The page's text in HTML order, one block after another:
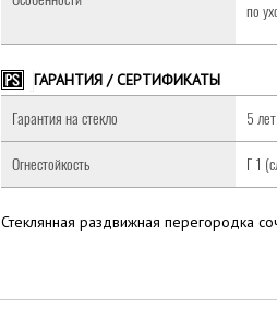
по
ГАРАНТИЯ / СЕРТИФИКАТЫ
Гарантия на стекло 5 лет
Огнестойкость Г 1
Стеклянная раздвижная перегородка